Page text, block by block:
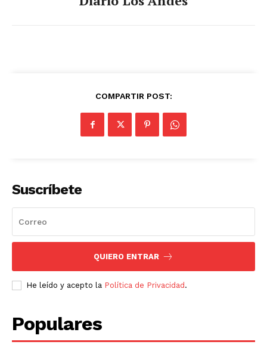
COMPARTIR POST:
Suscríbete
QUIERO ENTRAR
He leído y acepto la Política de Privacidad .
Populares